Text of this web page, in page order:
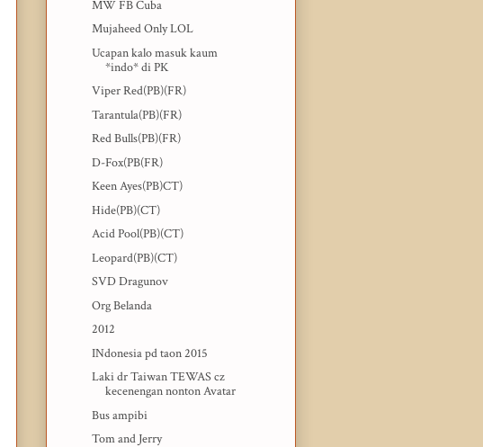
MW FB Cuba
Mujaheed Only LOL
Ucapan kalo masuk kaum
*indo* di PK
Viper Red(PB)(FR)
Tarantula(PB)(FR)
Red Bulls(PB)(FR)
D-Fox(PB(FR)
Keen Ayes(PB)CT)
Hide(PB)(CT)
Acid Pool(PB)(CT)
Leopard(PB)(CT)
SVD Dragunov
Org Belanda
2012
INdonesia pd taon 2015
Laki dr Taiwan TEWAS cz
kecenengan nonton Avatar
Bus ampibi
Tom and Jerry